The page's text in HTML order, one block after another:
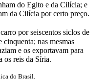
do Egito e da Cilícia; e
da Cilícia por certo preço.
por seiscentos siclos de
nas mesmas
e os exportavam para
os reis da Síria.
do Brasil.